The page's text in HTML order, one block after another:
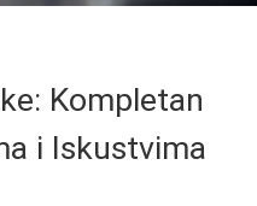
Kompletan
i Iskustvima